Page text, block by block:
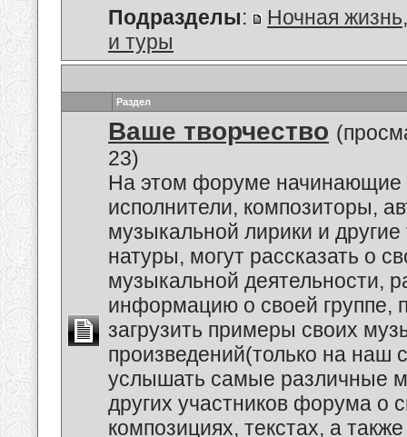
Подразделы: Ночная жизнь
и туры
Раздел
Ваше творчество
23)
На этом форуме начинающие
исполнители, композиторы,
музыкальной лирики и другие
натуры, могут рассказать о
музыкальной деятельности,
информацию о своей группе,
загрузить примеры своих
произведений(только на наш
услышать самые различные
других участников форума о
композициях, текстах, а